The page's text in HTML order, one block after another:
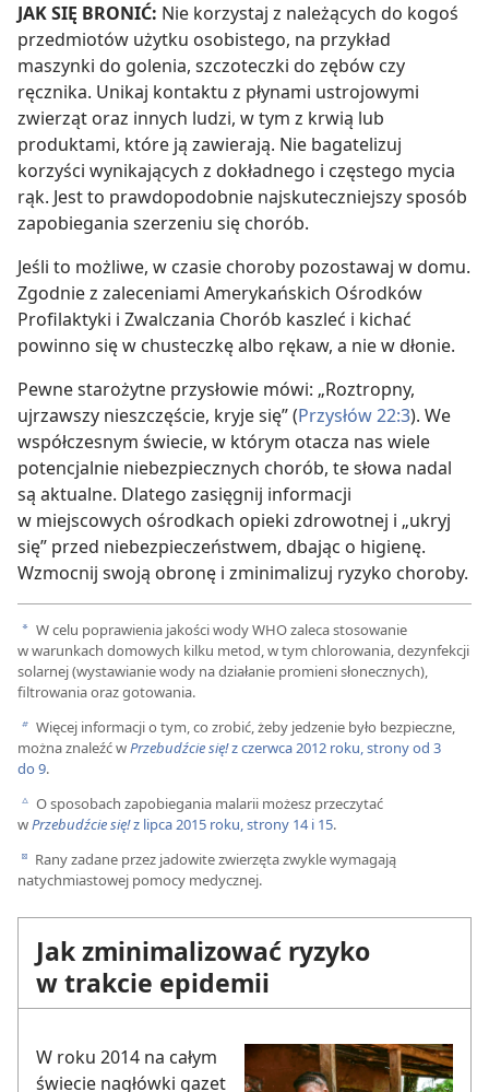
JAK SIĘ BRONIĆ: Nie korzystaj z należących do kogoś
przedmiotów użytku osobistego, na przykład
maszynki do golenia, szczoteczki do zębów czy
ręcznika. Unikaj kontaktu z płynami ustrojowymi
zwierząt oraz innych ludzi, w tym z krwią lub
produktami, które ją zawierają. Nie bagatelizuj
korzyści wynikających z dokładnego i częstego mycia
rąk. Jest to prawdopodobnie najskuteczniejszy sposób
zapobiegania szerzeniu się chorób.
Jeśli to możliwe, w czasie choroby pozostawaj w domu.
Zgodnie z zaleceniami Amerykańskich Ośrodków
Profilaktyki i Zwalczania Chorób kaszleć i kichać
powinno się w chusteczkę albo rękaw, a nie w dłonie.
Pewne starożytne przysłowie mówi: „Roztropny,
ujrzawszy nieszczęście, kryje się” (Przysłów 22:3). We
współczesnym świecie, w którym otacza nas wiele
potencjalnie niebezpiecznych chorób, te słowa nadal
są aktualne. Dlatego zasięgnij informacji
w miejscowych ośrodkach opieki zdrowotnej i „ukryj
się” przed niebezpieczeństwem, dbając o higienę.
Wzmocnij swoją obronę i zminimalizuj ryzyko choroby.
a W celu poprawienia jakości wody WHO zaleca stosowanie
w warunkach domowych kilku metod, w tym chlorowania, dezynfekcji
solarnej (wystawianie wody na działanie promieni słonecznych),
filtrowania oraz gotowania.
b Więcej informacji o tym, co zrobić, żeby jedzenie było bezpieczne,
można znaleźć wPrzebudźcie się!z czerwca 2012 roku, strony od 3
do 9.
c O sposobach zapobiegania malarii możesz przeczytać
wPrzebudźcie się!z lipca 2015 roku, strony 14 i 15.
d Rany zadane przez jadowite zwierzęta zwykle wymagają
natychmiastowej pomocy medycznej.
Jak zminimalizować ryzyko
w trakcie epidemii
W roku 2014 na całym
świecie nagłówki gazet